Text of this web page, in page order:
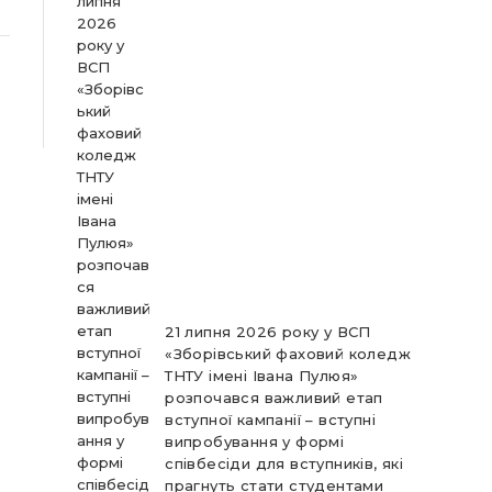
21 липня 2026 року у ВСП
«Зборівський фаховий коледж
ТНТУ імені Івана Пулюя»
розпочався важливий етап
вступної кампанії – вступні
випробування у формі
співбесіди для вступників, які
прагнуть стати студентами